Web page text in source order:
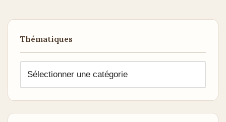
Thématiques